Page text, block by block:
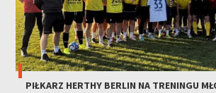
PIŁKARZ HERTHY BERLIN NA TRENINGU